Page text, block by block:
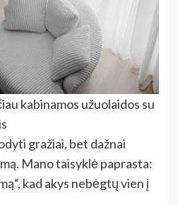
kabinamos užuolaidos su
gražiai, bet dažnai
Mano taisyklė paprasta:
kad akys nebėgtų vien į